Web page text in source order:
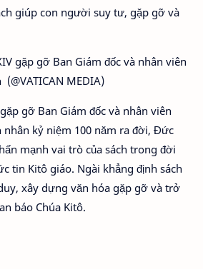
gặp gỡ Ban Giám đốc và nhân viên
MEDIA)
gỡ Ban Giám đốc và nhân viên
nhân kỷ niệm 100 năm ra đời, Đức
mạnh vai trò của sách trong đời
tin Kitô giáo. Ngài khẳng định sách
xây dựng văn hóa gặp gỡ và trở
báo Chúa Kitô.